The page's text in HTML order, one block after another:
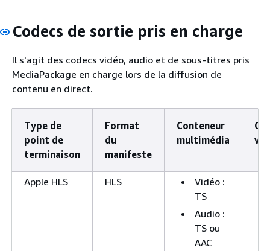
Codecs de sortie pris en charge
Il s'agit des codecs vidéo, audio et de sous-titres pris
MediaPackage en charge lors de la diffusion de
contenu en direct.
Type de
point de
terminaison
Format
du
manifeste
Conteneur
multimédia
Apple HLS HLS
Vidéo :
TS
Audio :
TS ou
AAC